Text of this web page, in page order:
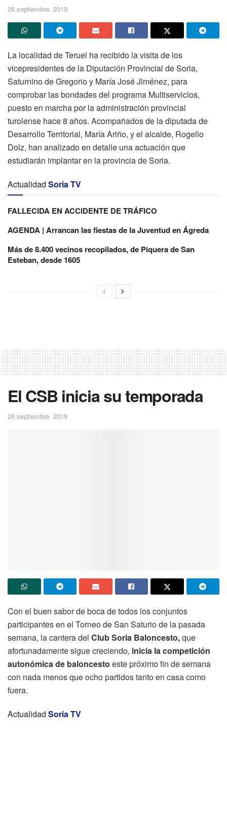
26 septiembre, 2019
La localidad de Teruel ha recibido la visita de los
vicepresidentes de la Diputación Provincial de Soria,
Saturnino de Gregorio y María José Jiménez, para
comprobar las bondades del programa Multiservicios,
puesto en marcha por la administración provincial
turolense hace 8 años. Acompañados de la diputada de
Desarrollo Territorial, María Ariño, y el alcalde, Rogelio
Dolz, han analizado en detalle una actuación que
estudiarán implantar en la provincia de Soria.
Actualidad Soria TV
FALLECIDA EN ACCIDENTE DE TRÁFICO
AGENDA | Arrancan las fiestas de la Juventud en Ágreda
Más de 8.400 vecinos recopilados, de Piquera de San
Esteban, desde 1605
El CSB inicia su temporada
26 septiembre, 2019
Con el buen sabor de boca de todos los conjuntos
participantes en el Torneo de San Saturio de la pasada
semana, la cantera del Club Soria Baloncesto,que
afortunadamente sigue creciendo, inicia la competición
autonómica de baloncesto este próximo fin de semana
con nada menos que ocho partidos tanto en casa como
fuera.
Actualidad Soria TV